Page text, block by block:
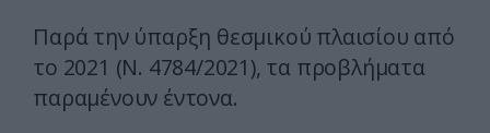
Παρά την ύπαρξη θεσμικού πλαισίου από
το 2021 (Ν. 4784/2021), τα προβλήματα
παραμένουν έντονα.